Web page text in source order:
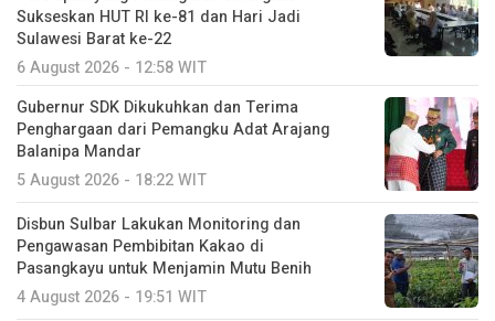
Sukseskan HUT RI ke-81 dan Hari Jadi
Sulawesi Barat ke-22
6 August 2026 - 12:58 WIT
Gubernur SDK Dikukuhkan dan Terima
Penghargaan dari Pemangku Adat Arajang
Balanipa Mandar
5 August 2026 - 18:22 WIT
Disbun Sulbar Lakukan Monitoring dan
Pengawasan Pembibitan Kakao di
Pasangkayu untuk Menjamin Mutu Benih
4 August 2026 - 19:51 WIT